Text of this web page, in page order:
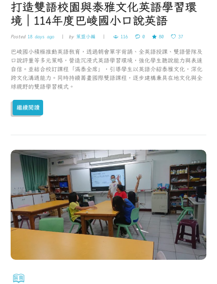
打造雙語校園與泰雅文化英語學習環
境｜114年度巴崚國小口說英語
Posted18 days ago by 策盟小編 116 0 80 37
巴崚國小積極推動英語教育，透過朝會單字背誦、全英語授課、雙語營隊及
口說評量等多元策略，營造沉浸式英語學習環境，強化學生聽說能力與表達
自信。並結合校訂課程「滿泰全席」，引導學生以英語介紹泰雅文化，深化
跨文化溝通能力。同時持續籌畫國際雙語課程，逐步建構兼具在地文化與全
球視野的雙語學習模式。
繼續閱讀